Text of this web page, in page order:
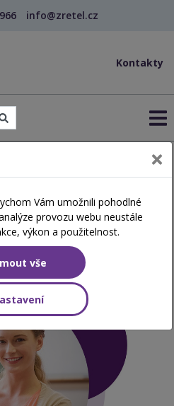
info@zretel.cz
Kontakty
učitele -
Vám umožnili pohodlné
provozu webu neustále
výkon a použitelnost.
vše